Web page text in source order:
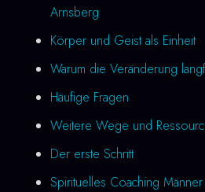
Arnsberg
Körper und Geist als Einheit
Warum die Veränderung
Häufige Fragen
Weitere Wege und
Der erste Schritt
Spirituelles Coaching